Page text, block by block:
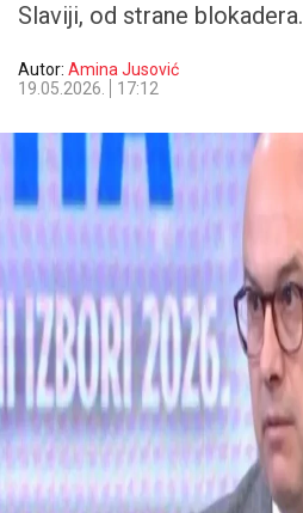
Slaviji, od strane blokadera.
Autor: Amina Jusović
19.05.2026.
17:12